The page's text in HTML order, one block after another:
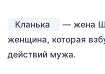
Кланька
— жена
женщина, которая
действий мужа.